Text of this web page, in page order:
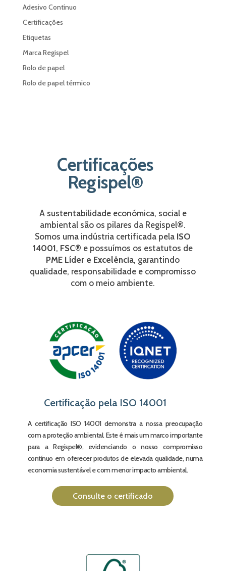
Adesivo Contínuo
Certificações
Etiquetas
Marca Regispel
Rolo de papel
Rolo de papel térmico
Certificações
Regispel®
A sustentabilidade económica, social e
ambiental são os pilares da Regispel®.
Somos uma indústria certificada pela ISO
14001, FSC® e possuímos os estatutos de
PME Líder e Excelência, garantindo
qualidade, responsabilidade e compromisso
com o meio ambiente.
Certificação pela ISO 14001
A certificação ISO 14001 demonstra a nossa preocupação
com a proteção ambiental. Este é mais um marco importante
para a Regispel®, evidenciando o nosso compromisso
contínuo em oferecer produtos de elevada qualidade, numa
economia sustentável e com menor impacto ambiental.
Consulte o certificado